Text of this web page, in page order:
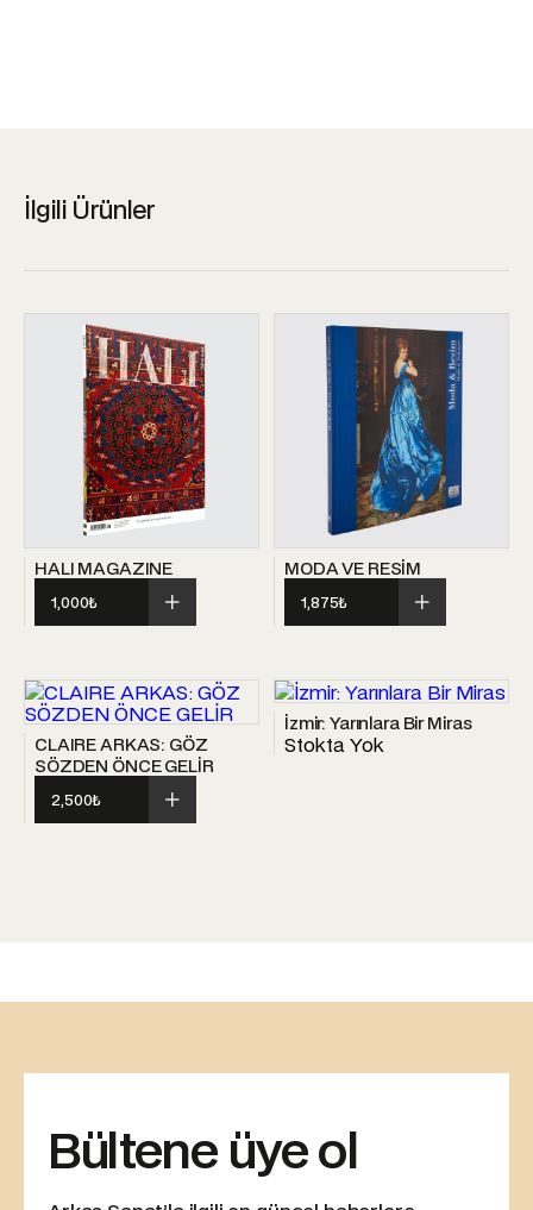
İlgili Ürünler
HALI MAGAZINE
1,000₺
MODA VE RESİM
1,875₺
CLAIRE ARKAS: GÖZ
SÖZDEN ÖNCE GELİR
2,500₺
İzmir: Yarınlara Bir Miras
Stokta Yok
Bültene üye ol